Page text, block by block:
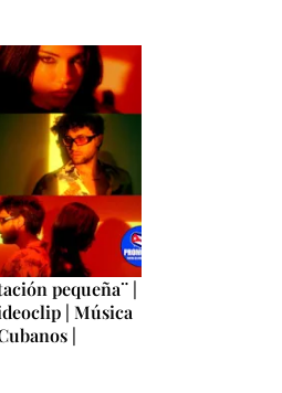
pequeña¨ |
| Música
|